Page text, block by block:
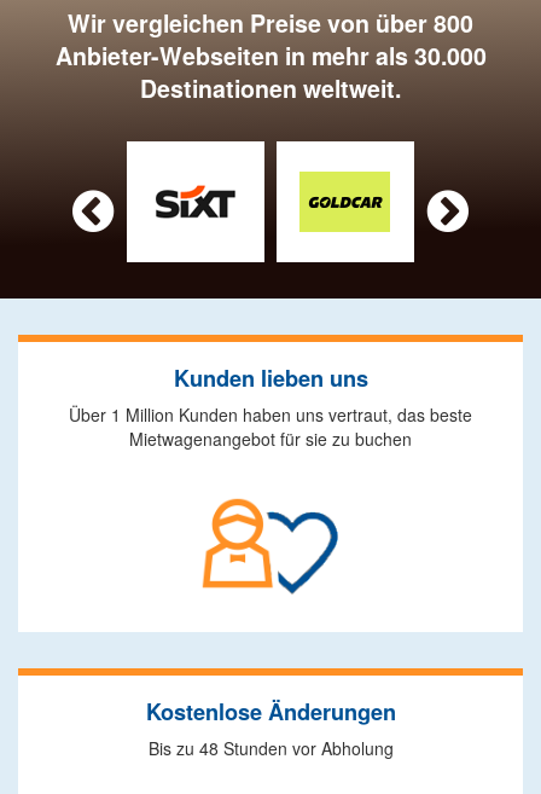
Wir vergleichen Preise von über 800
Anbieter-Webseiten in mehr als 30.000
Destinationen weltweit.
 
Kunden lieben uns
Über 1 Million Kunden haben uns vertraut, das beste
Mietwagenangebot für sie zu buchen
Kostenlose Änderungen
Bis zu 48 Stunden vor Abholung